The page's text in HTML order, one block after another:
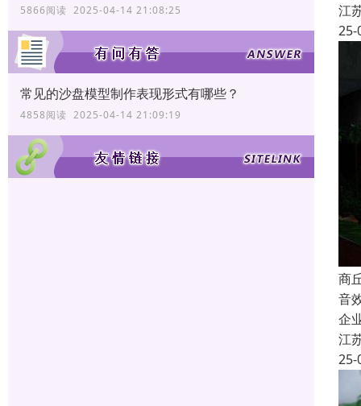
5866阅读 2025-04-14 21:08:25
常见的沙盘模型制作表现形式有哪些？
4858阅读 2025-04-14 21:09:19
江
25-
商
音
企
江
25-